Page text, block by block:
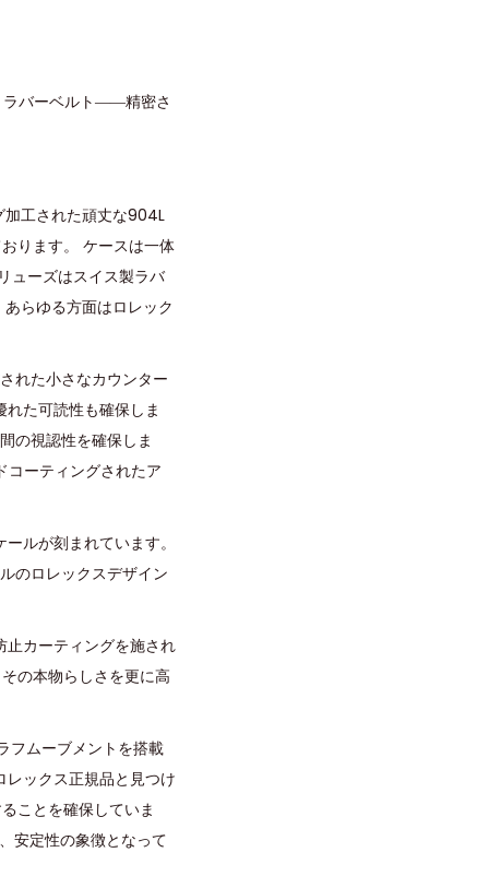
ラバーベルト――精密さ
加工された頑丈な904L
ります。 ケースは一体
ューズはスイス製ラバ
らゆる方面はロレック
れた小さなカウンター
た可読性も確保しま
の視認性を確保しま
コーティングされたア
ルが刻まれています。
のロレックスデザイン
止カーティングを施され
の本物らしさを更に高
フムーブメントを搭載
ックス正規品と見つけ
ことを確保していま
安定性の象徴となって